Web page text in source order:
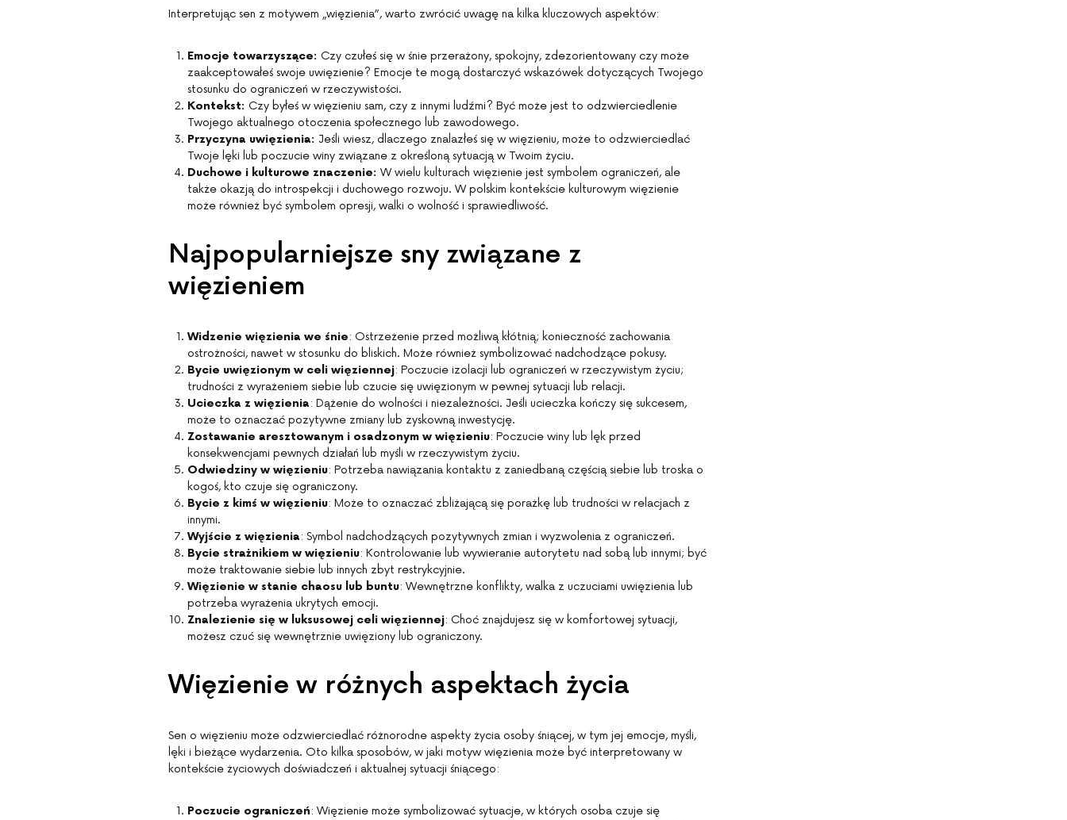
Interpretując sen z motywem „więzienia”, warto zwrócić uwagę na kilka kluczowych aspektów:
Emocje towarzyszące: Czy czułeś się w śnie przerażony, spokojny, zdezorientowany czy może
zaakceptowałeś swoje uwięzienie? Emocje te mogą dostarczyć wskazówek dotyczących Twojego
stosunku do ograniczeń w rzeczywistości.
Kontekst: Czy byłeś w więzieniu sam, czy z innymi ludźmi? Być może jest to odzwierciedlenie
Twojego aktualnego otoczenia społecznego lub zawodowego.
Przyczyna uwięzienia: Jeśli wiesz, dlaczego znalazłeś się w więzieniu, może to odzwierciedlać
Twoje lęki lub poczucie winy związane z określoną sytuacją w Twoim życiu.
Duchowe i kulturowe znaczenie: W wielu kulturach więzienie jest symbolem ograniczeń, ale
także okazją do introspekcji i duchowego rozwoju. W polskim kontekście kulturowym więzienie
może również być symbolem opresji, walki o wolność i sprawiedliwość.
Najpopularniejsze sny związane z
więzieniem
Widzenie więzienia we śnie: Ostrzeżenie przed możliwą kłótnią; konieczność zachowania
ostrożności, nawet w stosunku do bliskich. Może również symbolizować nadchodzące pokusy.
Bycie uwięzionym w celi więziennej: Poczucie izolacji lub ograniczeń w rzeczywistym życiu;
trudności z wyrażeniem siebie lub czucie się uwięzionym w pewnej sytuacji lub relacji.
Ucieczka z więzienia: Dążenie do wolności i niezależności. Jeśli ucieczka kończy się sukcesem,
może to oznaczać pozytywne zmiany lub zyskowną inwestycję.
Zostawanie aresztowanym i osadzonym w więzieniu: Poczucie winy lub lęk przed
konsekwencjami pewnych działań lub myśli w rzeczywistym życiu.
Odwiedziny w więzieniu: Potrzeba nawiązania kontaktu z zaniedbaną częścią siebie lub troska o
kogoś, kto czuje się ograniczony.
Bycie z kimś w więzieniu: Może to oznaczać zbliżającą się porażkę lub trudności w relacjach z
innymi.
Wyjście z więzienia: Symbol nadchodzących pozytywnych zmian i wyzwolenia z ograniczeń.
Bycie strażnikiem w więzieniu: Kontrolowanie lub wywieranie autorytetu nad sobą lub innymi; być
może traktowanie siebie lub innych zbyt restrykcyjnie.
Więzienie w stanie chaosu lub buntu: Wewnętrzne konflikty, walka z uczuciami uwięzienia lub
potrzeba wyrażenia ukrytych emocji.
Znalezienie się w luksusowej celi więziennej: Choć znajdujesz się w komfortowej sytuacji,
możesz czuć się wewnętrznie uwięziony lub ograniczony.
Więzienie w różnych aspektach życia
Sen o więzieniu może odzwierciedlać różnorodne aspekty życia osoby śniącej, w tym jej emocje, myśli,
lęki i bieżące wydarzenia. Oto kilka sposobów, w jaki motyw więzienia może być interpretowany w
kontekście życiowych doświadczeń i aktualnej sytuacji śniącego:
Poczucie ograniczeń: Więzienie może symbolizować sytuacje, w których osoba czuje się